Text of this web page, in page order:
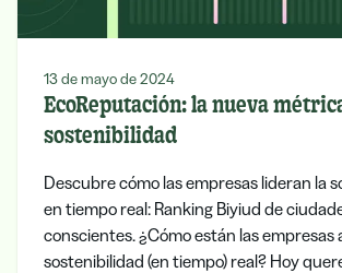
13 de mayo de 2024
EcoReputación: la nueva
sostenibilidad
Descubre cómo las empresas lideran la
en tiempo real: Ranking Biyiud de
conscientes. ¿Cómo están las empresas
sostenibilidad (en tiempo) real? Hoy